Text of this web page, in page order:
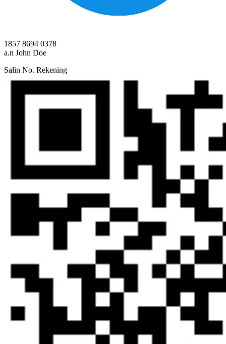
1857 8694 0378
a.n John Doe
Salin No. Rekening